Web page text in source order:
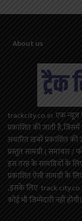
About us
trackcity.co.in एक न्यूज़
प्रकाशित की जाती
अधारित खबरें प्रकाशित की
प्रस्तुत सामग्री ( समाचार
इस तरह के सामग्रियों के
प्रकाशित ऐसी सामग्री के
,इसके लिए track
कोई भी जिम्मेदारी नहीं होगी।